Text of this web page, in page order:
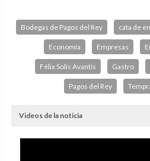
Bodegas de Pagos del Rey cata de
Economía Empresas
Félix Solís Avantis Gastro
Pagos del Rey
Videos de la noticia